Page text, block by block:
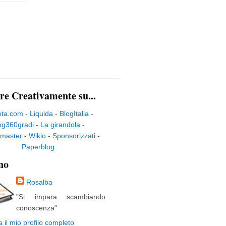
Creativamente su...
- Liquida - BlogItalia -
- La girandola -
- Wikio- Sponsorizzati-
Paperblog
Rosalba
"Si impara scambiando
conoscenza"
il mio profilo completo